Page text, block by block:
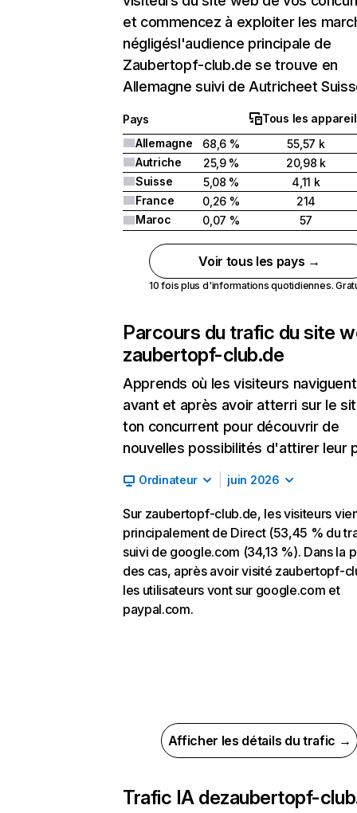
et commencez à exploiter les
négligésl'audience principale de
Zaubertopf-club.de se trouve en
Allemagne suivi de Autricheet
Pays
Tous les
Allemagne
68,6 %
55,57 k
Autriche
25,9 %
20,98 k
Suisse
5,08 %
4,11 k
France
0,26 %
214
Maroc
0,07 % 57
Voir tous les pays →
10 fois plus d'informations quotidiennes.
Parcours du trafic du site
zaubertopf-club.de
Apprends où les visiteurs naviguent
avant et après avoir atterri sur le
ton concurrent pour découvrir de
nouvelles possibilités d'attirer leur
Ordinateur juin 2026
Sur zaubertopf-club.de, les visiteurs
principalement de Direct (53,45 % du
suivi de google.com (34,13 %). Dans la
des cas, après avoir visité zaubertopf-
les utilisateurs vont sur google.com et
paypal.com.
Afficher les détails du trafic →
Trafic IA dezaubertopf-